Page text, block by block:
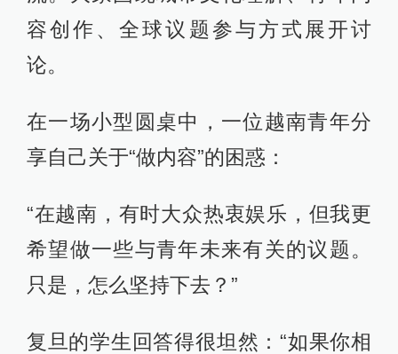
容创作、全球议题参与方式展开讨
论。
在一场小型圆桌中，一位越南青年分
享自己关于“做内容”的困惑：
“在越南，有时大众热衷娱乐，但我更
希望做一些与青年未来有关的议题。
只是，怎么坚持下去？”
复旦的学生回答得很坦然：“如果你相